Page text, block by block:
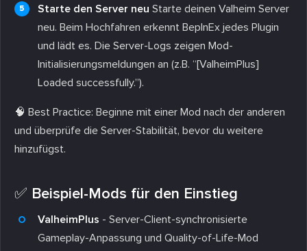
Starte den Server neu Starte deinen Valheim Server
neu. Beim Hochfahren erkennt BepInEx jedes Plugin
und lädt es. Die Server-Logs zeigen Mod-
Initialisierungsmeldungen an (z.B. “[ValheimPlus]
Loaded successfully.”).
🧠 Best Practice: Beginne mit einer Mod nach der anderen
und überprüfe die Server-Stabilität, bevor du weitere
hinzufügst.
✅ Beispiel-Mods für den Einstieg
ValheimPlus - Server-Client-synchronisierte
Gameplay-Anpassung und Quality-of-Life-Mod